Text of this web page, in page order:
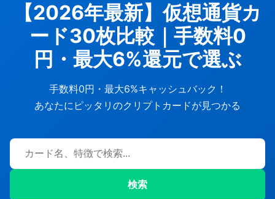
【2026年最新】仮想通貨カ
ード30枚比較｜手数料0
円・最大6%還元で選ぶ
手数料0円・最大6%キャッシュバック！
あなたにピッタリのクリプトカードが見つかる
検索